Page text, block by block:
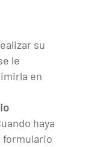
su
le
en
haya